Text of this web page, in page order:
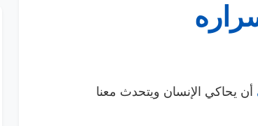
أن يحاكي الإنسان ويتحدث معنا